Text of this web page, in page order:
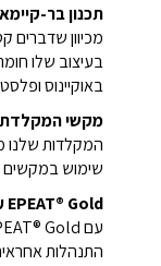
תכנון בר-קיימא
מכיוון שדברים
בעיצוב שלו
באוקיינוס
מקשי המקלדת
המקלדות שלנו
שימוש במקשים
EPEAT® Gold עם Climate+‎
התנהלות